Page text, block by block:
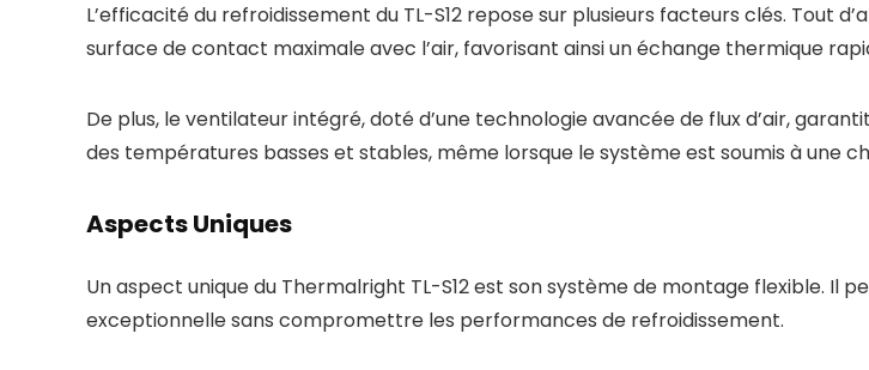
L’efficacité du refroidissement du TL-S12 repose sur plusieurs facteurs clés. Tout
surface de contact maximale avec l’air, favorisant ainsi un échange thermique
De plus, le ventilateur intégré, doté d’une technologie avancée de flux d’air,
des températures basses et stables, même lorsque le système est soumis à une
Aspects Uniques
Un aspect unique du Thermalright TL-S12 est son système de montage flexible.
exceptionnelle sans compromettre les performances de refroidissement.